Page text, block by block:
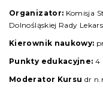
Organizator: Komisja
Dolnośląskiej Rady
Kierownik naukowy:
Punkty edukacyjne: 4
Moderator Kursu dr